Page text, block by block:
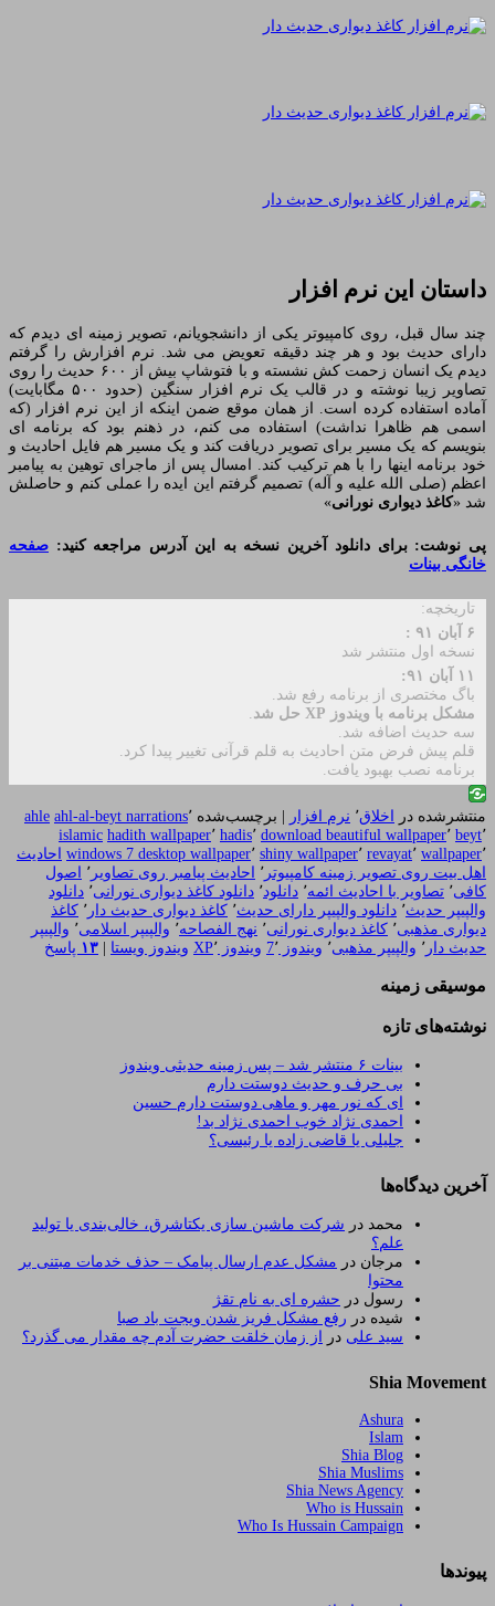
داستان این نرم افزار
چند سال قبل، روی کامپیوتر یکی از دانشجویانم، تصویر زمینه ای دیدم که
دارای حدیث بود و هر چند دقیقه تعویض می شد. نرم افزارش را گرفتم
دیدم یک انسان زحمت کش نشسته و با فتوشاپ بیش از ۶۰۰ حدیث را روی
تصاویر زیبا نوشته و در قالب یک نرم افزار سنگین (حدود ۵۰۰ مگابایت)
آماده استفاده کرده است. از همان موقع ضمن اینکه از این نرم افزار (که
اسمی هم ظاهرا نداشت) استفاده می کنم، در ذهنم بود که برنامه ای
بنویسم که یک مسیر برای تصویر دریافت کند و یک مسیر هم فایل احادیث و
خود برنامه اینها را با هم ترکیب کند. امسال پس از ماجرای توهین به پیامبر
اعظم (صلی الله علیه و آله) تصمیم گرفتم این ایده را عملی کنم و حاصلش
شد «کاغذ دیواری نورانی»
پی نوشت: برای دانلود آخرین نسخه به این آدرس مراجعه کنید: صفحه
خانگی بینات
تاریخچه:
۶ آبان ۹۱ :
نسخه اول منتشر شد
۱۱ آبان ۹۱:
باگ مختصری از برنامه رفع شد.
مشکل برنامه با ویندوز XP حل شد
.
سه حدیث اضافه شد.
قلم پیش فرض متن احادیث به قلم قرآنی تغییر پیدا کرد.
برنامه نصب بهبود یافت.
منتشرشده در اخلاق٬ نرم افزار برچسب‌شده ahl-al-beyt narrations٬
ahle
beyt٬ download beautiful wallpaper٬ hadis٬ hadith wallpaper٬
islamic
wallpaper٬ revayat٬ shiny wallpaper٬ windows 7 desktop wallpaper٬
احادیث
اهل بیت روی تصویر زمینه کامپیوتر ٬ احادیث پیامبر روی تصاویر ٬
اصول
کافی٬ تصاویر با احادیث ائمه٬ دانلود٬ دانلود کاغذ دیواری نورانی٬ دانلود
والپیپر حدیث٬ دانلود والپیپر دارای حدیث٬ کاغذ دیواری حدیث دار ٬ کاغذ
دیواری مذهبی٬ کاغذ دیواری نورانی٬ نهج الفصاحه٬ والپیپر اسلامی٬ والپیپر
حدیث دار ٬ والپیپر مذهبی٬ ویندوز 7 ٬ ویندوز XP ٬ ویندوز ویستا ۱۳ پاسخ
موسیقی زمینه
نوشته‌های تازه
بینات ۶ منتشر شد – پس زمینه حدیثی ویندوز
بی حرف و حدیث دوستت دارم
ای که نور مهر و ماهی دوستت دارم حسین
احمدی نژاد خوب احمدی نژاد بد!
جلیلی یا قاضی زاده یا رئیسی؟
آخرین دیدگاه‌ها
محمد در شرکت ماشین سازی یکتاشرق، خالی‌بندی یا تولید
علم؟
مرجان در مشکل عدم ارسال پیامک – حذف خدمات مبتنی بر
محتوا
رسول در حشره ای به نام تقژ
شیده در رفع مشکل فریز شدن ویجت باد صبا
سید علی در از زمان خلقت حضرت آدم چه مقدار می گذرد؟
Shia Movement
Ashura
Islam
Shia Blog
Shia Muslims
Shia News Agency
Who is Hussain
Who Is Hussain Campaign
پیوندها